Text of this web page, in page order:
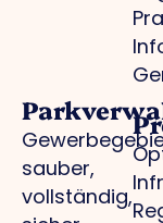
sauber,
vollständig,